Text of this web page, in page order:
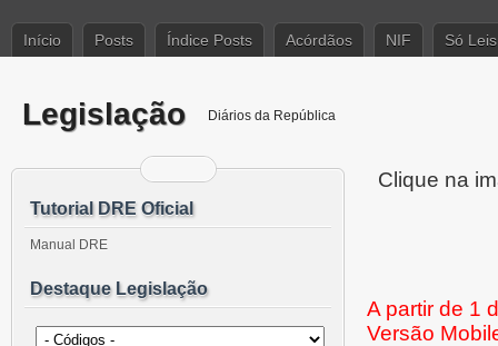
Início Posts Índice Posts Acórdãos NIF Só Leis
Legislação Diários da República
Clique na
A partir de 1
Versão
Tutorial DRE Oficial
Manual DRE
Destaque Legislação